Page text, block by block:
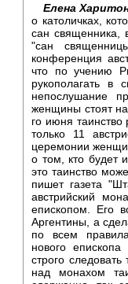
Елена
о католичках,
сан священника,
"сан
конференция
что по учению
рукополагать
непослушание
женщины стоят
го июня
только 11
церемонии
о том, кто будет
это таинство
пишет газета
австрийский
епископом. Его
Аргентины, а
по всем
нового
строго
над монахом